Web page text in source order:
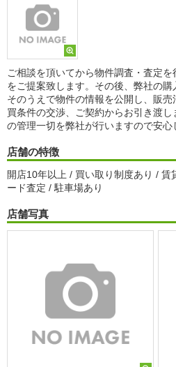
ご相談を頂いてから物件調査・査定
をご提案致します。その後、弊社の購
そのうえで物件の情報を公開し、販
買条件の交渉、ご契約からお引き渡
の管理一切を弊社が行いますので安心
店舗の特徴
開店10年以上 / 買い取り制度あり /
ード査定 / 駐車場あり
店舗写真